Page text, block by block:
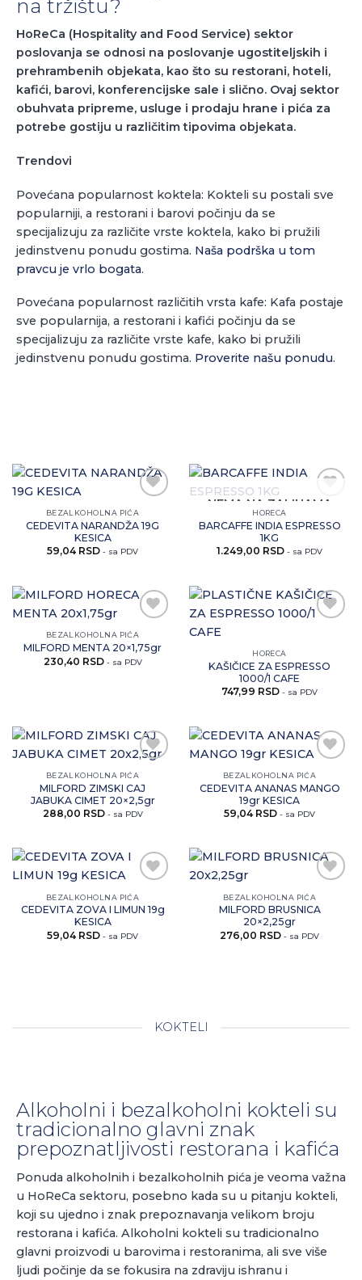
na tržištu?
HoReCa (Hospitality and Food Service) sektor
poslovanja se odnosi na poslovanje ugostiteljskih i
prehrambenih objekata, kao što su restorani, hoteli,
kafići, barovi, konferencijske sale i slično. Ovaj sektor
obuhvata pripreme, usluge i prodaju hrane i pića za
potrebe gostiju u različitim tipovima objekata.
Trendovi
Povećana popularnost koktela: Kokteli su postali sve
popularniji, a restorani i barovi počinju da se
specijalizuju za različite vrste koktela, kako bi pružili
jedinstvenu ponudu gostima. Naša podrška u tom
pravcu je vrlo bogata.
Povećana popularnost različitih vrsta kafe: Kafa postaje
sve popularnija, a restorani i kafići počinju da se
specijalizuju za različite vrste kafe, kako bi pružili
jedinstvenu ponudu gostima. Proverite našu ponudu.
Zaprati
ovaj
BEZALKOHOLNA PIĆA
CEDEVITA NARANDŽA 19G
KESICA
59,04 RSD - sa PDV
ovaj
NEMA NA ZALIHAMA
HORECA
BARCAFFE INDIA ESPRESSO
1KG
1.249,00 RSD - sa PDV
Zaprati
ovaj
artikal
BEZALKOHOLNA PIĆA
MILFORD MENTA 20×1,75gr
230,40 RSD - sa PDV
HORECA
KAŠIČICE ZA ESPRESSO
1000/1 CAFE
747,99 RSD - sa PDV
Zaprati
ovaj
artikal
BEZALKOHOLNA PIĆA
MILFORD ZIMSKI CAJ
JABUKA CIMET 20×2,5gr
288,00 RSD - sa PDV
Zaprati
ovaj
BEZALKOHOLNA PIĆA
CEDEVITA ANANAS MANGO
19gr KESICA
59,04 RSD - sa PDV
Zaprati
ovaj
artikal
BEZALKOHOLNA PIĆA
CEDEVITA ZOVA I LIMUN 19g
KESICA
59,04 RSD - sa PDV
Zaprati
ovaj
BEZALKOHOLNA PIĆA
MILFORD BRUSNICA
20×2,25gr
276,00 RSD - sa PDV
KOKTELI
Alkoholni i bezalkoholni kokteli su
tradicionalno glavni znak
prepoznatljivosti restorana i kafića
Ponuda alkoholnih i bezalkoholnih pića je veoma važna
u HoReCa sektoru, posebno kada su u pitanju kokteli,
koji su ujedno i znak prepoznavanja velikom broju
restorana i kafića. Alkoholni kokteli su tradicionalno
glavni proizvodi u barovima i restoranima, ali sve više
ljudi počinje da se fokusira na zdraviju ishranu i